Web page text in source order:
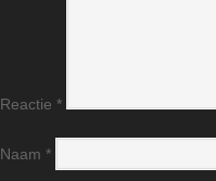
Reactie *
Naam *